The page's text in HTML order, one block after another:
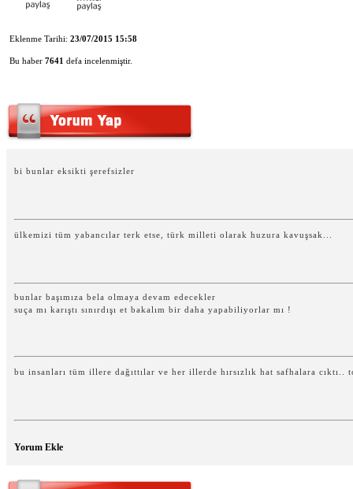
Eklenme Tarihi: 23/07/2015 15:58
Bu haber 7641 defa incelenmiştir.
bi bunlar eksikti şerefsizler
ülkemizi tüm yabancılar terk etse, türk milleti olarak huzura kavuşsak...
bunlar başımıza bela olmaya devam edecekler
suça mı karıştı sınırdışı et bakalım bir daha yapabiliyorlar mı !
bu insanları tüm illere dağıttılar ve her illerde hırsızlık hat safhalara
Yorum Ekle